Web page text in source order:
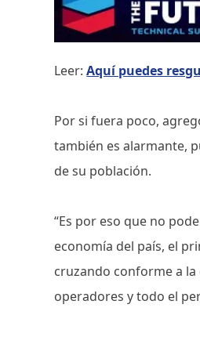
Leer:Aquí puedes
Por si fuera poco,
también es alarmante,
de su población.
“Es por eso que no
economía del país, el
cruzando conforme a
operadores y todo el